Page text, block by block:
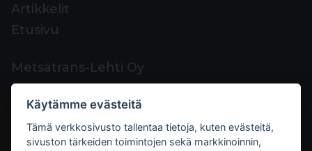
Artikkelit
Etusivu
Metsätrans-Lehti Oy
Asiakaspalvelu
Yhteystiedot
Palaute
Käytämme evästeitä
Tämä verkkosivusto tallentaa tietoja, kuten evästeitä,
sivuston tärkeiden toimintojen sekä markkinoinnin,